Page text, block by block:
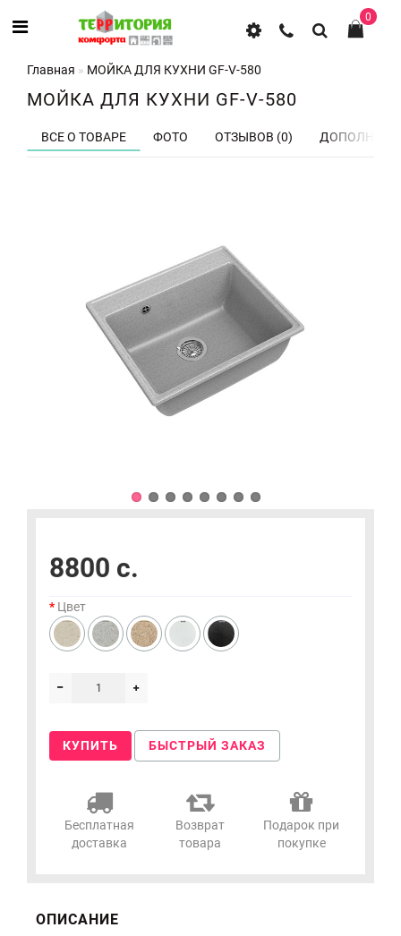
0
Главная МОЙКА ДЛЯ КУХНИ GF-V-580
МОЙКА ДЛЯ КУХНИ GF-V-580
ВСЕ О ТОВАРЕ ФОТО ОТЗЫВОВ (0)
8800 c.
Цвет
КУПИТЬ БЫСТРЫЙ ЗАКАЗ
Бесплатная
доставка
Возврат
товара
Подарок при
покупке
ОПИСАНИЕ